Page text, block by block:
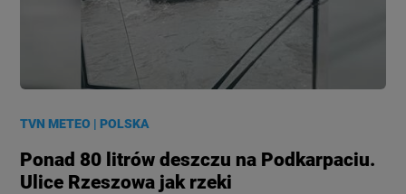
TVN METEO |POLSKA
Ponad 80 litrów deszczu na Podkarpaciu.
Ulice Rzeszowa jak rzeki